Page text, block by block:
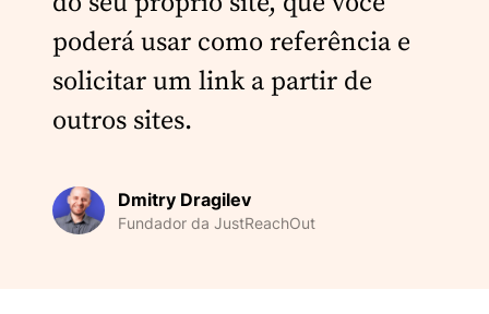
poderá usar como referência e
solicitar um link a partir de
outros sites.
Dmitry Dragilev
Fundador da JustReachOut